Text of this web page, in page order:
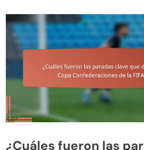
¿Cuáles fueron las